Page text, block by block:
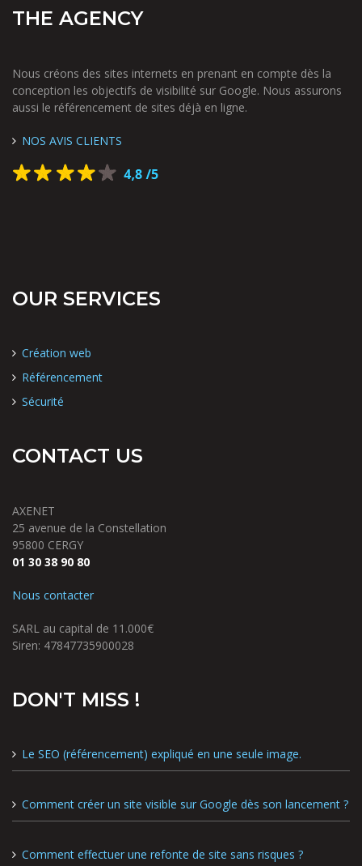
THE AGENCY
Nous créons des sites internets en prenant en compte dès la
conception les objectifs de visibilité sur Google. Nous assurons
aussi le référencement de sites déjà en ligne.
NOS AVIS CLIENTS
OUR SERVICES
Création web
Référencement
Sécurité
CONTACT US
AXENET
25 avenue de la Constellation
95800 CERGY
01 30 38 90 80
Nous contacter
SARL au capital de 11.000€
Siren: 47847735900028
DON'T MISS !
Le SEO (référencement) expliqué en une seule image.
Comment créer un site visible sur Google dès son lancement ?
Comment effectuer une refonte de site sans risques ?